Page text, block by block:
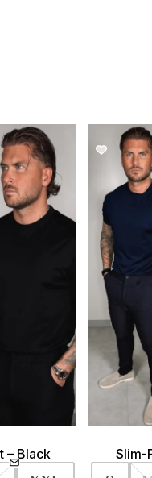
– Black Slim-